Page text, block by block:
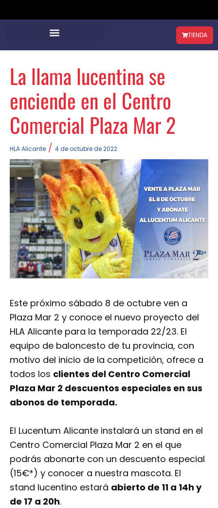
TIENDA
La llama lucentina se
enciende en el Centro
Comercial Plaza Mar 2
HLA Alicante / 4 de octubre de 2022
Este próximo sábado 8 de octubre ven a
Plaza Mar 2 y conoce el nuevo proyecto del
HLA Alicante para la temporada 22/23. El
equipo de baloncesto de tu provincia, con
motivo del inicio de la competición, ofrece a
todos los clientes del Centro Comercial
Plaza Mar 2 descuentos especiales en sus
abonos de temporada.
El Lucentum Alicante instalará un stand en el
Centro Comercial Plaza Mar 2 en el que
podrás abonarte con un descuento especial
(15€*) y conocer a nuestra mascota. El
stand lucentino estará abierto de 11 a 14h y
de 17 a 20h.